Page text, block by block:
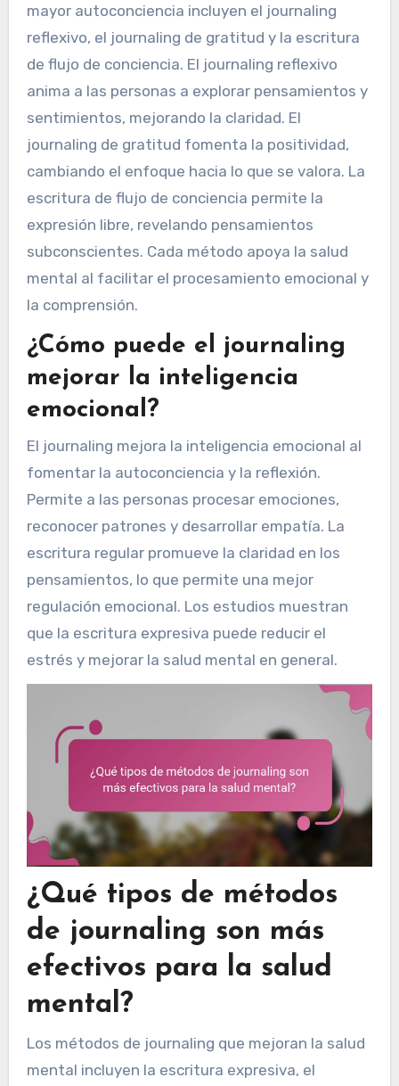
mayor autoconciencia incluyen el journaling
reflexivo, el journaling de gratitud y la escritura
de flujo de conciencia. El journaling reflexivo
anima a las personas a explorar pensamientos y
sentimientos, mejorando la claridad. El
journaling de gratitud fomenta la positividad,
cambiando el enfoque hacia lo que se valora. La
escritura de flujo de conciencia permite la
expresión libre, revelando pensamientos
subconscientes. Cada método apoya la salud
mental al facilitar el procesamiento emocional y
la comprensión.
¿Cómo puede el journaling
mejorar la inteligencia
emocional?
El journaling mejora la inteligencia emocional al
fomentar la autoconciencia y la reflexión.
Permite a las personas procesar emociones,
reconocer patrones y desarrollar empatía. La
escritura regular promueve la claridad en los
pensamientos, lo que permite una mejor
regulación emocional. Los estudios muestran
que la escritura expresiva puede reducir el
estrés y mejorar la salud mental en general.
¿Qué tipos de métodos
de journaling son más
efectivos para la salud
mental?
Los métodos de journaling que mejoran la salud
mental incluyen la escritura expresiva, el